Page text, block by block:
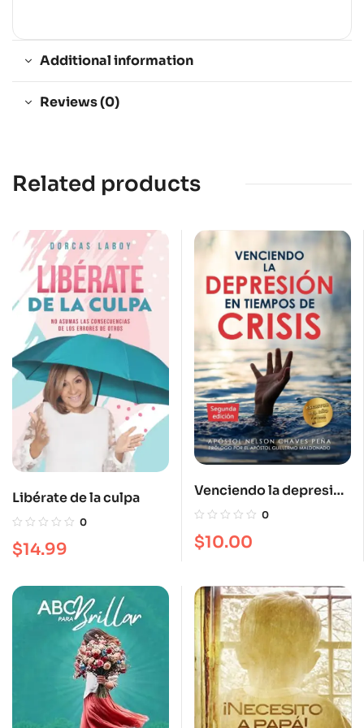
Additional information
Reviews (0)
Related products
Libérate de la culpa
0
$14.99
Venciendo la depresión
en tiempos de crisis
0
$10.00